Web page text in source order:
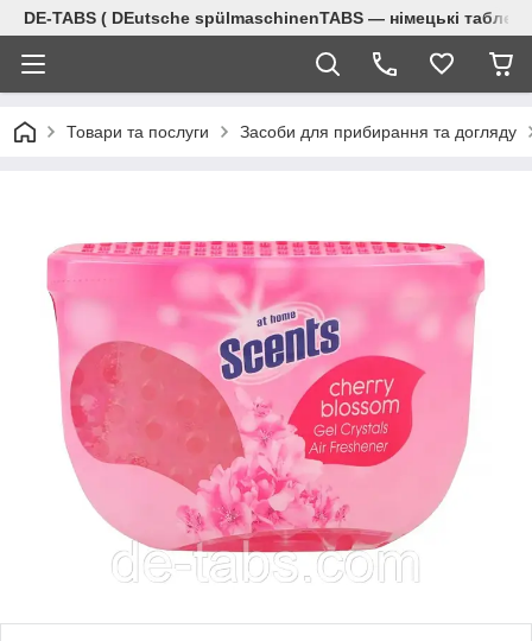
DE-TABS ( DEutsche spülmaschinenTABS ― німецькі
Товари та послуги Засоби для прибирання та догляду